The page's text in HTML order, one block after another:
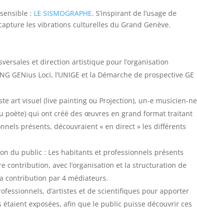
: LE SISMOGRAPHE. S’inspirant de l’usage de
les vibrations culturelles du Grand Genève.
et direction artistique pour l’organisation
GENius Loci, l’UNIGE et la Démarche de prospective GE
art visuel (live painting ou Projection), un-e musicien-ne
poète) qui ont créé des œuvres en grand format traitant
présents, découvraient « en direct » les différents
du public : Les habitants et professionnels présents
avec l’organisation et la structuration de
contribution par 4 médiateurs.
d’artistes et de scientifiques pour apporter
exposées, afin que le public puisse découvrir ces